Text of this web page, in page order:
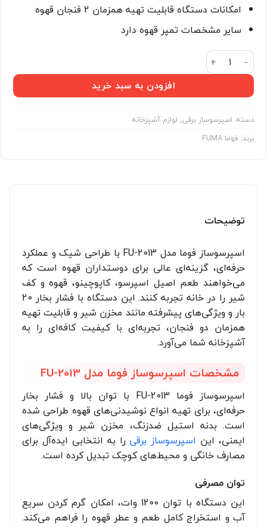
امکانات دستگاه قابلیت تهیه همزمان 2 فنجان قهوه
سایر مشخصات تمپر قهوه دارد
اسپرسوساز فوما 2013-FU عدد
افزودن به سبد خرید
دسته: اسپرسوساز برقی, لوازم آشپزخانه
برند: فوما FUMA
توضیحات
اسپرسوساز فوما مدل FU-2013 با طراحی شیک و عملکرد
حرفه‌ای، گزینه‌ای عالی برای دوستداران قهوه است که
می‌خواهند طعم اصیل اسپرسو، کاپوچینو، قهوه و کف
شیر را در خانه تجربه کنند. این دستگاه با فشار بخار 20
بار و ویژگی‌های پیشرفته مانند مخزن شیر و قابلیت تهیه
همزمان دو فنجان، تجربه‌ای با کیفیت کافه‌ای را به
آشپزخانه شما می‌آورد.
مشخصات اسپرسوساز فوما مدل FU-2013
اسپرسوساز فوما FU-2013 با توان بالا و فشار بخار
حرفه‌ای، برای تهیه انواع نوشیدنی‌های قهوه طراحی شده
است. بدنه استیل ضدزنگ، مخزن شیر و ویژگی‌های
ایمنی، این اسپرسوساز برقی را به انتخابی ایده‌آل برای
مصارف خانگی و محیط‌های کوچک تبدیل کرده است.
توان مصرفی
این دستگاه با توان 1200 وات، امکان گرم کردن سریع
آب و استخراج کامل طعم و عطر قهوه را فراهم می‌کند.